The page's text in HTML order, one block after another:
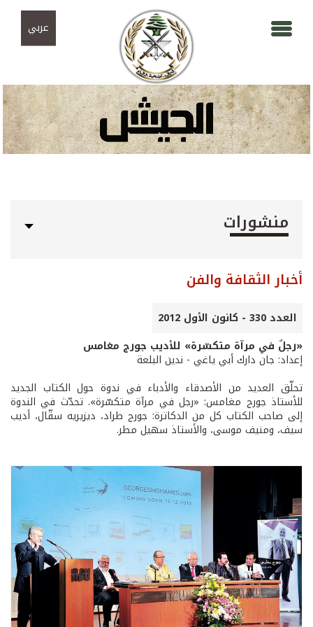
عربي
منشورات
أخبار الثقافة والفن
العدد 330 - كانون الأول 2012
«رجلٌ في مرآة متكسّرة» للأديب جورج مغامس
إعداد: جان دارك أبي ياغي - ندين البلعة
تحلّق العديد من الأصدقاء والأدباء في ندوة حول الكتاب الجديد
للأستاذ جورج مغامس: «رجل في مرآة متكسّرة». تحدّث في الندوة
إلى صاحب الكتاب كل من الدكاترة: جورج طراد، ديزيريه سقّال، أديب
سيف، ومنيف موسى، والأستاذ سهيل مطر.